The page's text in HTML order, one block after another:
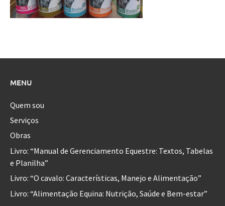
MENU
Quem sou
Serviços
Obras
Livro: “Manual de Gerenciamento Equestre: Textos, Tabelas
e Planilha”
Livro: “O cavalo: Características, Manejo e Alimentação”
Livro: “Alimentação Equina: Nutrição, Saúde e Bem-estar”